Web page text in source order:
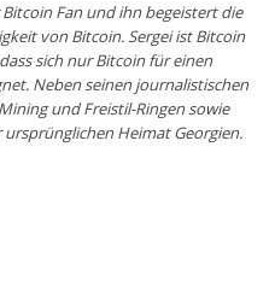
Fan und ihn begeistert die
von Bitcoin. Sergei ist Bitcoin
sich nur Bitcoin für einen
Neben seinen journalistischen
und Freistil-Ringen sowie
Heimat Georgien.